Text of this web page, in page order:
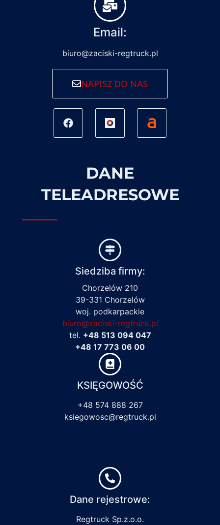
Email:
biuro@zaciski-regtruck.pl
NAPISZ DO NAS
DANE
TELEADRESOWE
Siedziba firmy:
Chorzelów 210
39-331 Chorzelów
woj. podkarpackie
biuro@zaciski-regtruck.pl
tel. +48 513 094 047
+48 17 773 06 00
KSIĘGOWOŚĆ
+48 574 888 267
ksiegowosc@regtruck.pl
Dane rejestrowe:
Regtruck Sp.z.o.o.